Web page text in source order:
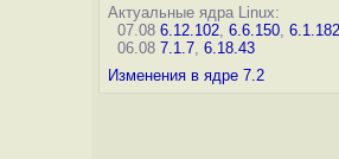
Актуальные ядра Linux:
07.08 6.12.102, 6.6.150, 6.1.182
06.08 7.1.7, 6.18.43
Изменения в ядре 7.2